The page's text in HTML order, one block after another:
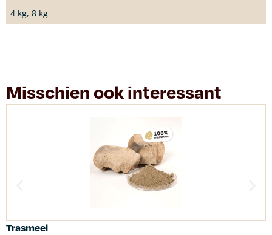
4 kg, 8 kg
Misschien ook interessant
Trasmeel